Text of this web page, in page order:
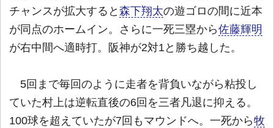
チャンスが拡大すると 森下翔太の遊ゴロの間に近本
が同点のホームイン。さらに一死三塁から佐藤輝明
が右中間へ適時打。阪神が2対1と勝ち越した。
5回まで毎回のように走者を背負いながら粘投し
ていた村上は逆転直後の6回を三者凡退に抑える。
100球を超えていたが7回もマウンドへ。一死から牧